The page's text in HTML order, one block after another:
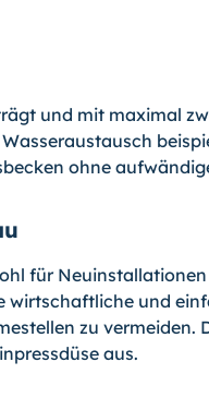
und mit maxi­mal
ohne
für
wirtschaftliche und
zu vermeiden.
aus.